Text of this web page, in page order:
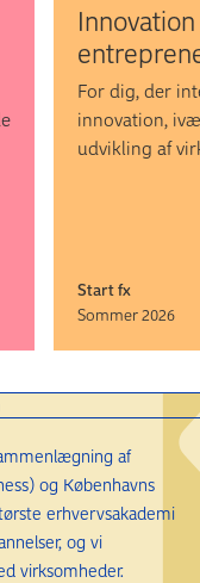
seug.dk.
skærpes til
For dig, der
innovation,
udvikling af
Start fx
Sommer 2026
af
og Københavns
erhvervsakademi
og vi
virksomheder.